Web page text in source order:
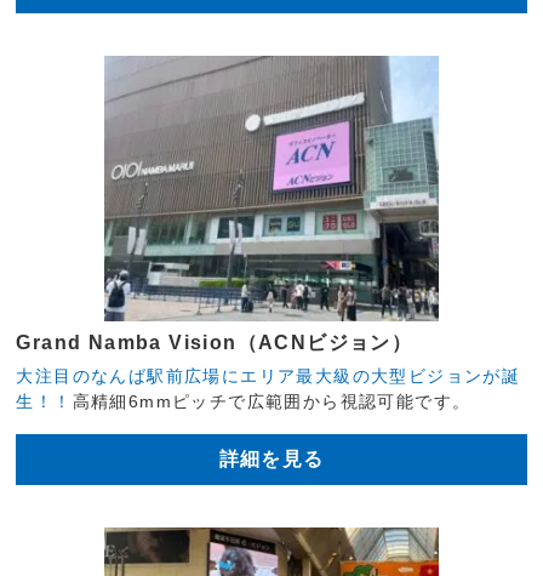
Grand Namba Vision（ACNビジョン）
大注目のなんば駅前広場にエリア最大級の大型ビジョンが誕
生！！ 高精細6mmピッチで広範囲から視認可能です。
詳細を見る